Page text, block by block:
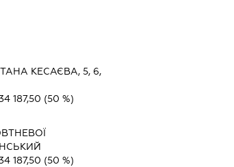
КЕСАЄВА, 5, 6,
187,50 (50 %)
187,50 (50 %)